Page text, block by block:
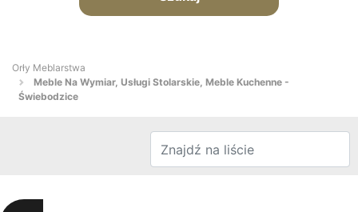
Orły Meblarstwa
Meble Na Wymiar, Usługi Stolarskie, Meble Kuchenne -
Świebodzice